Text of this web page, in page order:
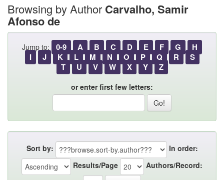
Browsing by Author Carvalho, Samir
Afonso de
Jump to: 0-9 A B C D E F G
H
I
J K L M N O P Q R
S
T
U V W X Y Z
or enter first few letters:
Sort by:
In order:
Results/Page
Authors/Record: